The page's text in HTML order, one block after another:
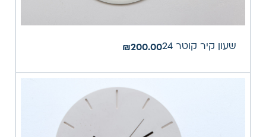
שעון קיר קוטר 24 ₪200.00